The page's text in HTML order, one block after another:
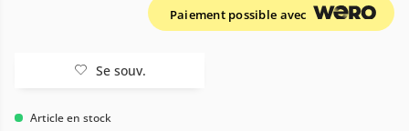
Paiement possible avec
Se souv.
Article en stock